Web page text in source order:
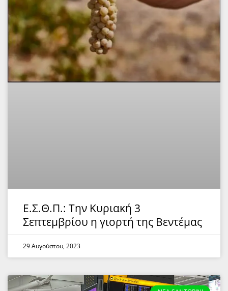
Ε.Σ.Θ.Π.: Την Κυριακή 3
Σεπτεμβρίου η γιορτή της Βεντέμας
29 Αυγούστου, 2023